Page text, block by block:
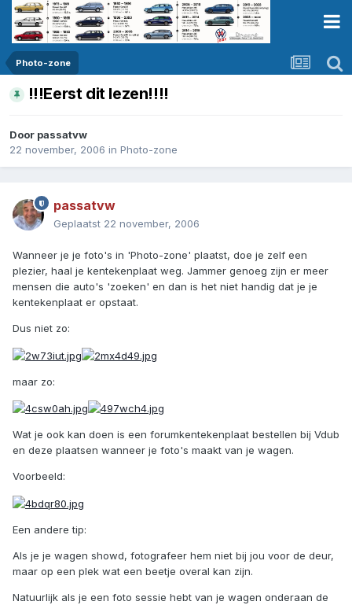
Photo-zone
!!!Eerst dit lezen!!!!
Door passatvw
22 november, 2006 in Photo-zone
passatvw
Geplaatst 22 november, 2006
Wanneer je je foto's in 'Photo-zone' plaatst, doe je zelf een
plezier, haal je kentekenplaat weg. Jammer genoeg zijn er meer
mensen die auto's 'zoeken' en dan is het niet handig dat je je
kentekenplaat er opstaat.
Dus niet zo:
maar zo:
Wat je ook kan doen is een forumkentekenplaat bestellen bij Vdub
en deze plaatsen wanneer je foto's maakt van je wagen.
Voorbeeld:
Een andere tip:
Als je je wagen showd, fotografeer hem niet bij jou voor de deur,
maar op een plek wat een beetje overal kan zijn.
Natuurlijk als je een foto sessie hebt van je wagen onderaan de